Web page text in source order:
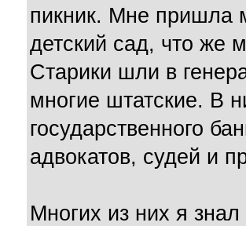
пикник. Мне пришла
детский сад, что же
Старики шли в
многие штатские. В
государственного
адвокатов, судей и
Многих из них я